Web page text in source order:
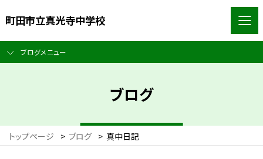
町田市立真光寺中学校
ブログメニュー
ブログ
トップページ > ブログ > 真中日記